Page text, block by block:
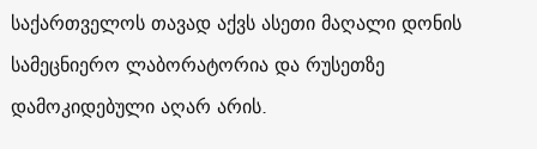
საქართველოს თავად აქვს ასეთი მაღალი დონის
სამეცნიერო ლაბორატორია და რუსეთზე
დამოკიდებული აღარ არის.